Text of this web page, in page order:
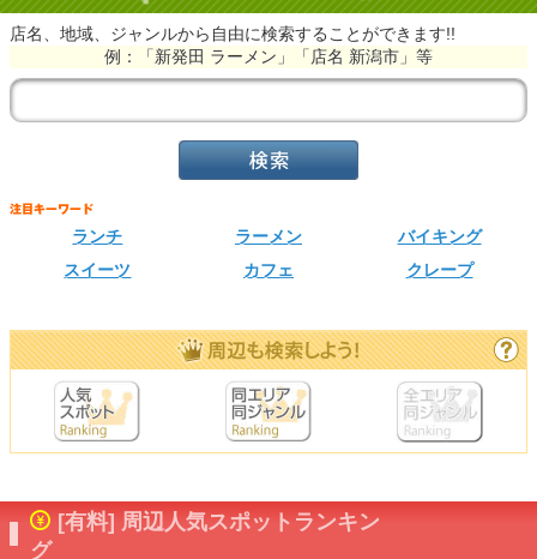
店名、地域、ジャンルから自由に検索することができます!!
例：「新発田 ラーメン」「店名 新潟市」等
ランチ ラーメン
バイキング
スイーツ
カフェ クレープ
[有料] 周辺人気スポットランキン
グ